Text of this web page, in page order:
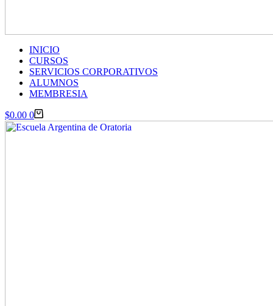
INICIO
CURSOS
SERVICIOS CORPORATIVOS
ALUMNOS
MEMBRESIA
Carro
de
$0.00 0